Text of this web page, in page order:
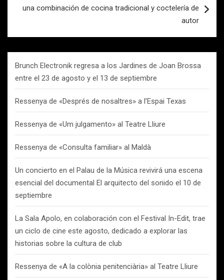
una combinación de cocina tradicional y coctelería de
autor
Brunch Electronik regresa a los Jardines de Joan Brossa
entre el 23 de agosto y el 13 de septiembre
Ressenya de «Després de nosaltres» a l’Espai Texas
Ressenya de «Um julgamento» al Teatre Lliure
Ressenya de «Consulta familiar» al Maldà
Un concierto en el Palau de la Música revivirá una escena
esencial del documental El arquitecto del sonido el 10 de
septiembre
La Sala Apolo, en colaboración con el Festival In-Edit, trae
un ciclo de cine este agosto, dedicado a explorar las
historias sobre la cultura de club
Ressenya de «A la colònia penitenciària» al Teatre Lliure